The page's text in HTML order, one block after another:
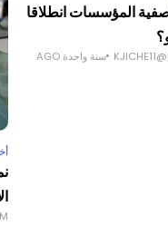
المؤسسات انطلاقا
سنة واحدة AGO